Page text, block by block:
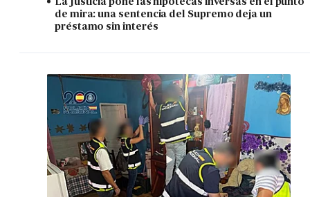
de mira: una sentencia del Supremo deja un
préstamo sin interés